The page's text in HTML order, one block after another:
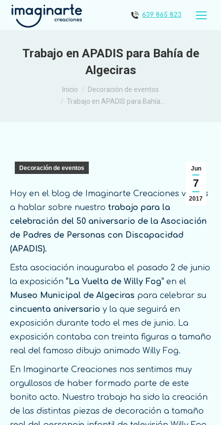
639 865 823
Trabajo en APADIS para Bahía de
Algeciras
Inicio
Decoración de eventos
Trabajo en APADIS para Bahía…
Jun
7
2017
Decoración de eventos
Hoy en el blog de Imaginarte Creaciones vamos
a hablar sobre nuestro trabajo para la
celebración del 50 aniversario de la Asociación
de Padres de Personas con Discapacidad
(APADIS).
Esta asociación inauguraba el pasado 2 de junio
la exposición “La Vuelta de Willy Fog” en el
Museo Municipal de Algeciras para celebrar su
cincuenta aniversario y la que seguirá en
exposición durante todo el mes de junio. La
exposición contaba con treinta figuras a tamaño
real del famoso dibujo animado Willy Fog.
En Imaginarte Creaciones nos sentimos muy
orgullosos de haber formado parte de este
bonito acto. Nuestro trabajo ha sido la creación
de las distintas piezas de decoración a tamaño